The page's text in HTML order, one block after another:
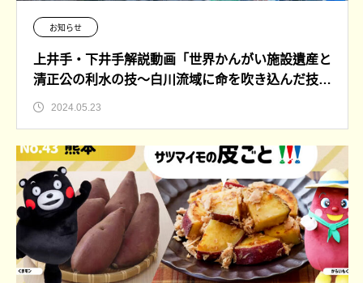
お知らせ
上井手・下井手解説動画「世界かんがい施設遺産と
清正公の利水の技～白川流域に命を吹き込んだ技術
～」を公開しました。
2024.05.23